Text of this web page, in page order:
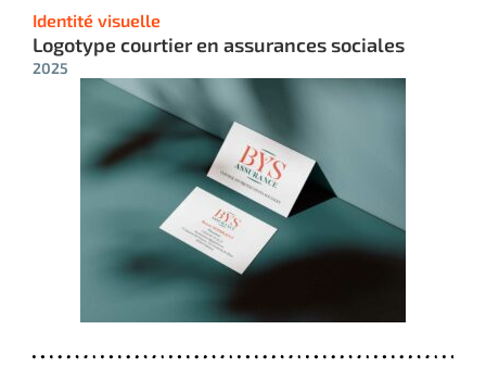
Identité visuelle
Logotype courtier en assurances sociales
2025